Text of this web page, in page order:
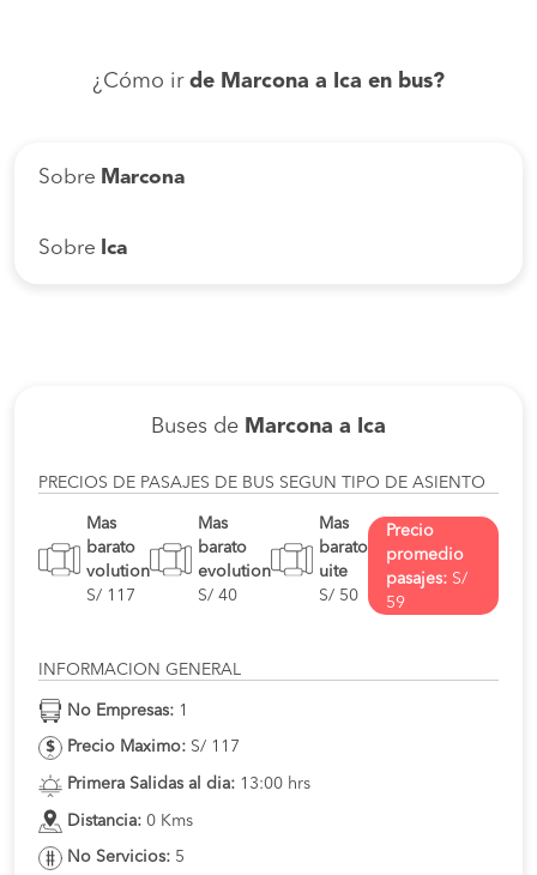
¿Cómo ir de Marcona a Ica en bus?
Sobre Marcona
Sobre Ica
Buses de Marcona a Ica
PRECIOS DE PASAJES DE BUS SEGUN TIPO DE ASIENTO
Mas
barato
volution
S/ 117
Mas
barato
evolution
S/ 40
Mas
barato
uite
S/ 50
Precio
promedio
pasajes: S/
59
INFORMACION GENERAL
No Empresas: 1
Precio Maximo: S/ 117
Primera Salidas al dia: 13:00 hrs
Distancia: 0 Kms
No Servicios: 5